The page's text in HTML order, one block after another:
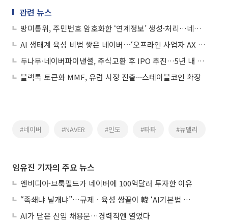
관련 뉴스
방미통위, 주민번호 암호화한 ‘연계정보’ 생성·처리…네이버 등 75개사 승인
AI 생태계 육성 비법 쌓은 네이버⋯‘오프라인 사업자 AX 전환’ 지원 확대
두나무·네이버파이낸셜, 주식교환 후 IPO 추진…5년 내 상장 목표
블랙록 토큰화 MMF, 유럽 시장 진출∙∙∙스테이블코인 확장
#네이버 #NAVER #인도 #타타 #뉴델리
임유진 기자의 주요 뉴스
엔비디아·브룩필드가 네이버에 100억달러 투자한 이유
“족쇄냐 날개냐”…규제ㆍ육성 쌍끌이 韓 ‘AI기본법 개정안’ 오늘 시행
AI가 닫은 신입 채용문…경력직엔 열었다